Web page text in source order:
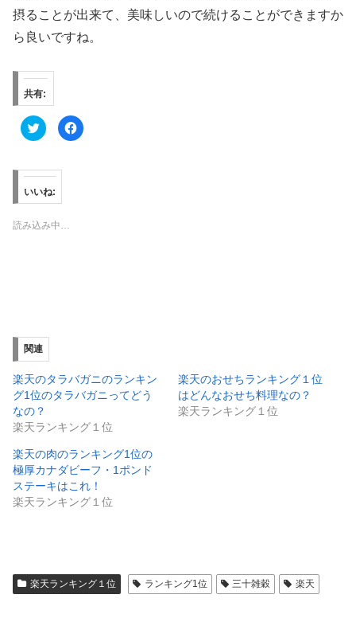
摂ることが出来て、美味しいので続けることができますか
ら良いですね。
共有:
ク
リ
て
w
i
t
e
ン
ド
ウ
で
開
き
ま
す
)
F
a
新
し
い
ウ
ン
ド
で
開
き
ま
す
)
いいね:
読み込み中…
関連
楽天のタラバガニのランキン
グ1位のタラバガニってどう
なの？
楽天ランキング１位
楽天のおせちランキング１位
はどんなおせち料理なの？
楽天ランキング１位
楽天の肉のランキング1位の
極厚カナダビーフ・1ポンド
ステーキはこれ！
楽天ランキング１位
楽天ランキング１位 ランキング1位 三十雑穀 楽天